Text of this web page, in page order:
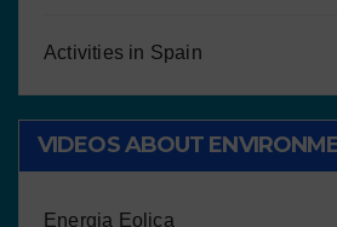
Activities in Spain
VIDEOS ABOUT
Energia Eolica